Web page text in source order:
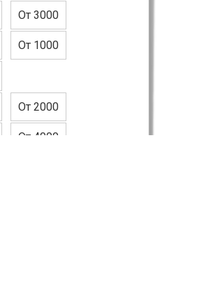
От 3000
От 1000
От 2000
От 4000